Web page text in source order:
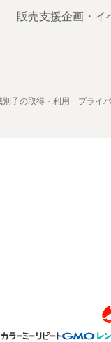
販売支援企画・イ
別子の取得・利用 プライ